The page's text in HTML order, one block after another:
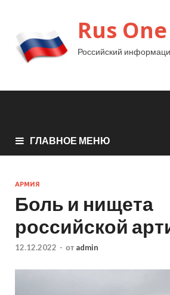
Rus
Российский
ГЛАВНОЕ МЕНЮ
АРМИЯ
Боль и нищета
российской
12.12.2022 - от admin